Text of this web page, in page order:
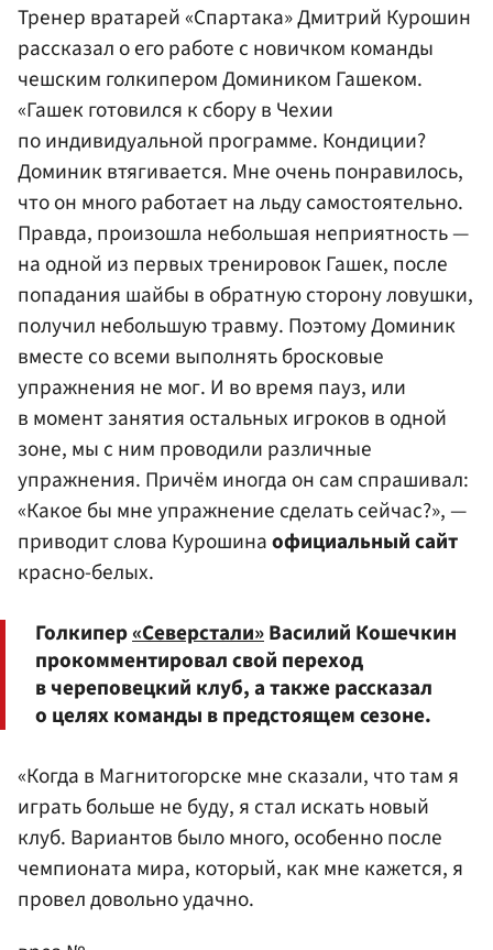
Тренер вратарей «Спартака» Дмитрий Курошин
рассказал о его работе с новичком команды
чешским голкиперомДомиником Гашеком.
«Гашек готовился к сбору в Чехии
по индивидуальной программе. Кондиции?
Доминик втягивается. Мне очень понравилось,
что он много работает на льду самостоятельно.
Правда, произошла небольшая неприятность —
на одной из первых тренировок Гашек, после
попадания шайбы в обратную сторону ловушки,
получил небольшую травму. Поэтому Доминик
вместе со всеми выполнять бросковые
упражнения не мог. И во время пауз, или
в момент занятия остальных игроков в одной
зоне, мы с ним проводили различные
упражнения. Причём иногда он сам спрашивал:
«Какое бы мне упражнение сделать сейчас?», —
приводит слова Курошинаофициальный сайт
красно-белых.
Голкипер«Северстали»Василий Кошечкин
прокомментировал свой переход
в череповецкий клуб, а также рассказал
о целях команды в предстоящем сезоне.
«Когда в Магнитогорске мне сказали, что там я
играть больше не буду, я стал искать новый
клуб. Вариантов было много, особенно после
чемпионата мира, который, как мне кажется, я
провел довольно удачно.